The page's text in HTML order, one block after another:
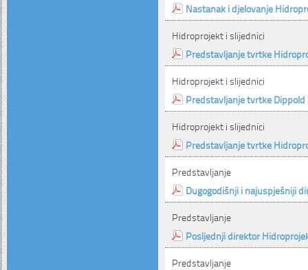
Nastanak i djelovanje
Hidroprojekt i slijednici
Predstavljanje tvrtke
Hidroprojekt i slijednici
Predstavljanje tvrtke
Hidroprojekt i slijednici
Predstavljanje tvrtke
Predstavljanje
Dugogodišnji i najuspješniji
Predstavljanje
Posljednji direktor
Predstavljanje